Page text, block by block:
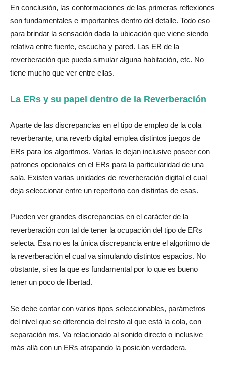
En conclusión, las conformaciones de las primeras reflexiones
son fundamentales e importantes dentro del detalle. Todo eso
para brindar la sensación dada la ubicación que viene siendo
relativa entre fuente, escucha y pared. Las ER de la
reverberación que pueda simular alguna habitación, etc. No
tiene mucho que ver entre ellas.
La ERs y su papel dentro de la Reverberación
Aparte de las discrepancias en el tipo de empleo de la cola
reverberante, una reverb digital emplea distintos juegos de
ERs para los algoritmos. Varias le dejan inclusive poseer con
patrones opcionales en el ERs para la particularidad de una
sala. Existen varias unidades de reverberación digital el cual
deja seleccionar entre un repertorio con distintas de esas.
Pueden ver grandes discrepancias en el carácter de la
reverberación con tal de tener la ocupación del tipo de ERs
selecta. Esa no es la única discrepancia entre el algoritmo de
la reverberación el cual va simulando distintos espacios. No
obstante, si es la que es fundamental por lo que es bueno
tener un poco de libertad.
Se debe contar con varios tipos seleccionables, parámetros
del nivel que se diferencia del resto al que está la cola, con
separación ms. Va relacionado al sonido directo o inclusive
más allá con un ERs atrapando la posición verdadera.